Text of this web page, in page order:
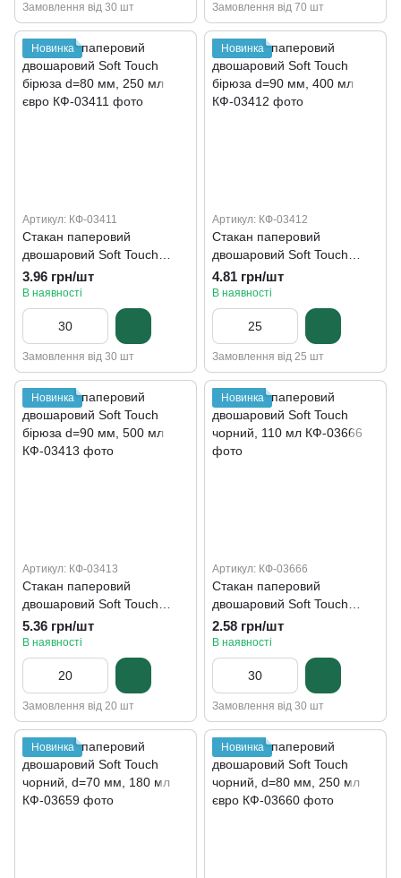
Замовлення від 30 шт Замовлення від 70 шт
Новинка
Артикул: КФ-03411
Стакан паперовий
двошаровий Soft Touch
бірюза d=80 мм, 250 мл
євро
3.96 грн/шт
В наявності
Замовлення від 30 шт
Новинка
Артикул: КФ-03412
Стакан паперовий
двошаровий Soft Touch
бірюза d=90 мм, 400 мл
4.81 грн/шт
В наявності
Замовлення від 25 шт
Новинка
Артикул: КФ-03413
Стакан паперовий
двошаровий Soft Touch
бірюза d=90 мм, 500 мл
5.36 грн/шт
В наявності
Замовлення від 20 шт
Новинка
Артикул: КФ-03666
Стакан паперовий
двошаровий Soft Touch
чорний, 110 мл
2.58 грн/шт
В наявності
Замовлення від 30 шт
Новинка Новинка